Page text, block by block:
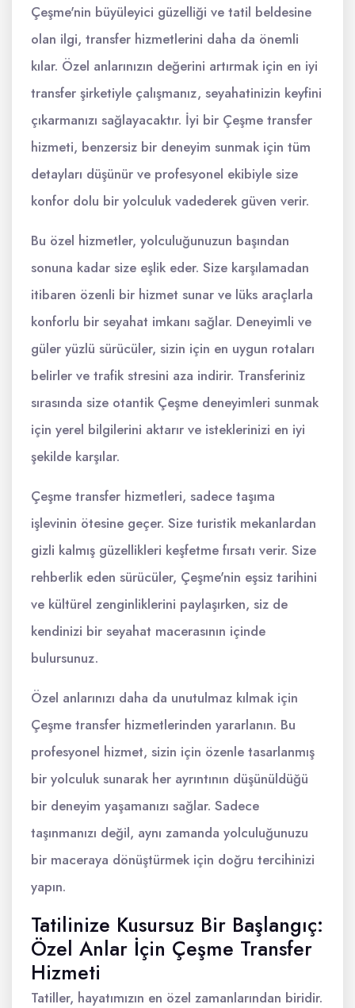
Çeşme'nin büyüleyici güzelliği ve tatil beldesine
olan ilgi, transfer hizmetlerini daha da önemli
kılar. Özel anlarınızın değerini artırmak için en iyi
transfer şirketiyle çalışmanız, seyahatinizin keyfini
çıkarmanızı sağlayacaktır. İyi bir Çeşme transfer
hizmeti, benzersiz bir deneyim sunmak için tüm
detayları düşünür ve profesyonel ekibiyle size
konfor dolu bir yolculuk vadederek güven verir.
Bu özel hizmetler, yolculuğunuzun başından
sonuna kadar size eşlik eder. Size karşılamadan
itibaren özenli bir hizmet sunar ve lüks araçlarla
konforlu bir seyahat imkanı sağlar. Deneyimli ve
güler yüzlü sürücüler, sizin için en uygun rotaları
belirler ve trafik stresini aza indirir. Transferiniz
sırasında size otantik Çeşme deneyimleri sunmak
için yerel bilgilerini aktarır ve isteklerinizi en iyi
şekilde karşılar.
Çeşme transfer hizmetleri, sadece taşıma
işlevinin ötesine geçer. Size turistik mekanlardan
gizli kalmış güzellikleri keşfetme fırsatı verir. Size
rehberlik eden sürücüler, Çeşme'nin eşsiz tarihini
ve kültürel zenginliklerini paylaşırken, siz de
kendinizi bir seyahat macerasının içinde
bulursunuz.
Özel anlarınızı daha da unutulmaz kılmak için
Çeşme transfer hizmetlerinden yararlanın. Bu
profesyonel hizmet, sizin için özenle tasarlanmış
bir yolculuk sunarak her ayrıntının düşünüldüğü
bir deneyim yaşamanızı sağlar. Sadece
taşınmanızı değil, aynı zamanda yolculuğunuzu
bir maceraya dönüştürmek için doğru tercihinizi
yapın.
Tatilinize Kusursuz Bir Başlangıç:
Özel Anlar İçin Çeşme Transfer
Hizmeti
Tatiller, hayatımızın en özel zamanlarından biridir.